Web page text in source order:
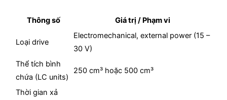
Thông số Giá trị / Phạm vi
Loại drive
Electromechanical, external power (15 –
30 V)
Thể tích bình
chứa (LC units)
250 cm³ hoặc 500 cm³
Thời gian xả